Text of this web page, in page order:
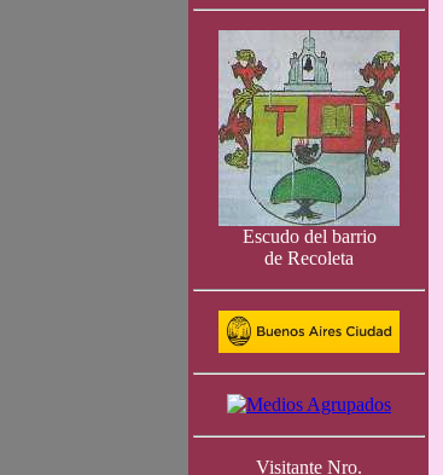
Escudo del barrio
de Recoleta
Visitante Nro.